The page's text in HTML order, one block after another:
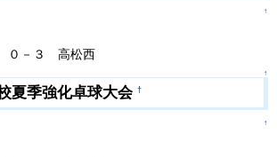
↑
０－３ 高松西
↑
夏季強化卓球大会†
↑